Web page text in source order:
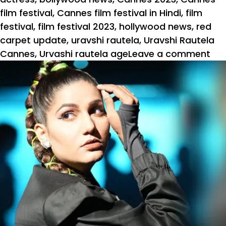
film festival, Cannes film festival in Hindi, film
festival, film festival 2023, hollywood news, red
carpet update, uravshi rautela, Uravshi Rautela
Cannes, Urvashi rautela ageLeave a comment
में